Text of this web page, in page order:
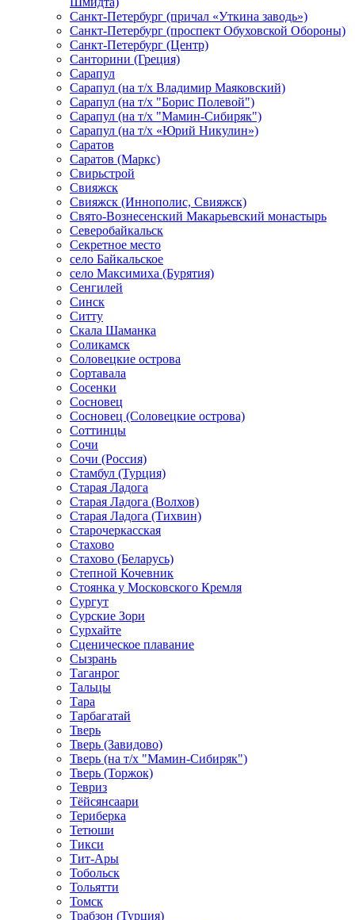
Санкт-Петербург (причал «Уткина заводь»)
Санкт-Петербург (проспект Обуховской Обороны)
Санкт-Петербург (Центр)
Санторини (Греция)
Сарапул
Сарапул (на т/х Владимир Маяковский)
Сарапул (на т/х "Борис Полевой")
Сарапул (на т/х "Мамин-Сибиряк")
Сарапул (на т/х «Юрий Никулин»)
Саратов
Саратов (Маркс)
Свирьстрой
Свияжск
Свияжск (Иннополис, Свияжск)
Свято-Вознесенский Макарьевский монастырь
Северобайкальск
Секретное место
село Байкальское
село Максимиха (Бурятия)
Сенгилей
Синск
Ситту
Скала Шаманка
Соликамск
Соловецкие острова
Сортавала
Сосенки
Сосновец
Сосновец (Соловецкие острова)
Соттинцы
Сочи
Сочи (Россия)
Стамбул (Турция)
Старая Ладога
Старая Ладога (Волхов)
Старая Ладога (Тихвин)
Старочеркасская
Стахово
Стахово (Беларусь)
Степной Кочевник
Стоянка у Московского Кремля
Сургут
Сурские Зори
Сурхайте
Сценическое плавание
Сызрань
Таганрог
Тальцы
Тара
Тарбагатай
Тверь
Тверь (Завидово)
Тверь (на т/х "Мамин-Сибиряк")
Тверь (Торжок)
Тевриз
Тёйсянсаари
Териберка
Тетюши
Тикси
Тит-Ары
Тобольск
Тольятти
Томск
Трабзон (Турция)